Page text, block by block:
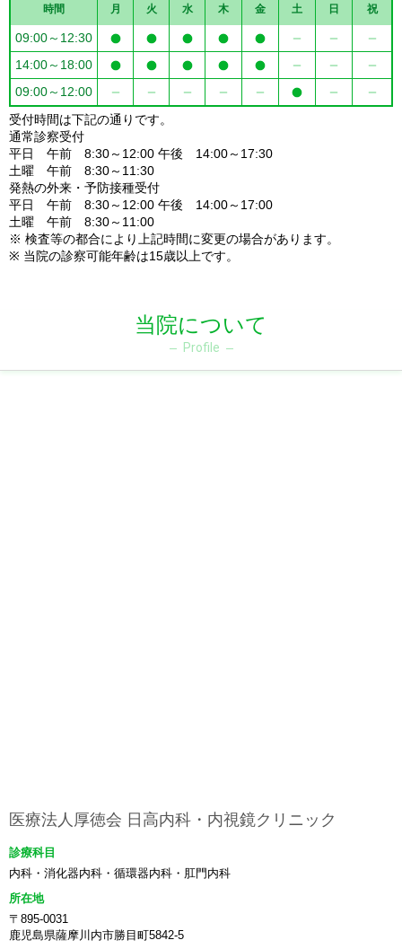
時間 月 火 水 木 金 土 日 祝
09:00～12:30
14:00～18:00
09:00～12:00
受付時間は下記の通りです。
通常診察受付
平日 午前 8:30～12:00 午後 14:00～17:30
土曜 午前 8:30～11:30
発熱の外来・予防接種受付
平日 午前 8:30～12:00 午後 14:00～17:00
土曜 午前 8:30～11:00
※ 検査等の都合により上記時間に変更の場合があります。
※ 当院の診察可能年齢は15歳以上です。
当院について
Profile
医療法人厚徳会 日高内科・内視鏡クリニック
診療科目
内科・消化器内科・循環器内科・肛門内科
所在地
〒895-0031
鹿児島県薩摩川内市勝目町5842-5